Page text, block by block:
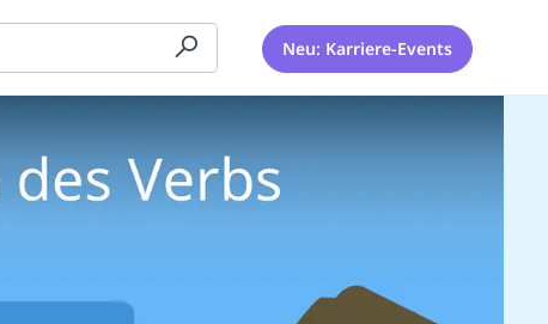
Neu: Karriere-Events